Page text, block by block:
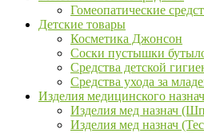
Гомеопатические
Детские товары
Косметика Джонсон
Соски пустышки
Средства детской
Средства ухода за
Изделия медицинского
Изделия мед назнач
Изделия мед назнач